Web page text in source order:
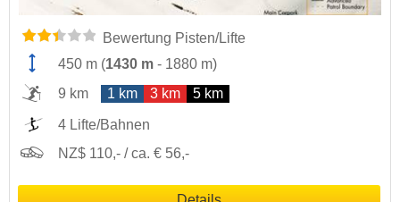
Bewertung Pisten/Lifte
450 m (1430 m - 1880 m)
9 km
1 km 3 km 5 km
4 Lifte/Bahnen
NZ$ 110,- / ca. € 56,-